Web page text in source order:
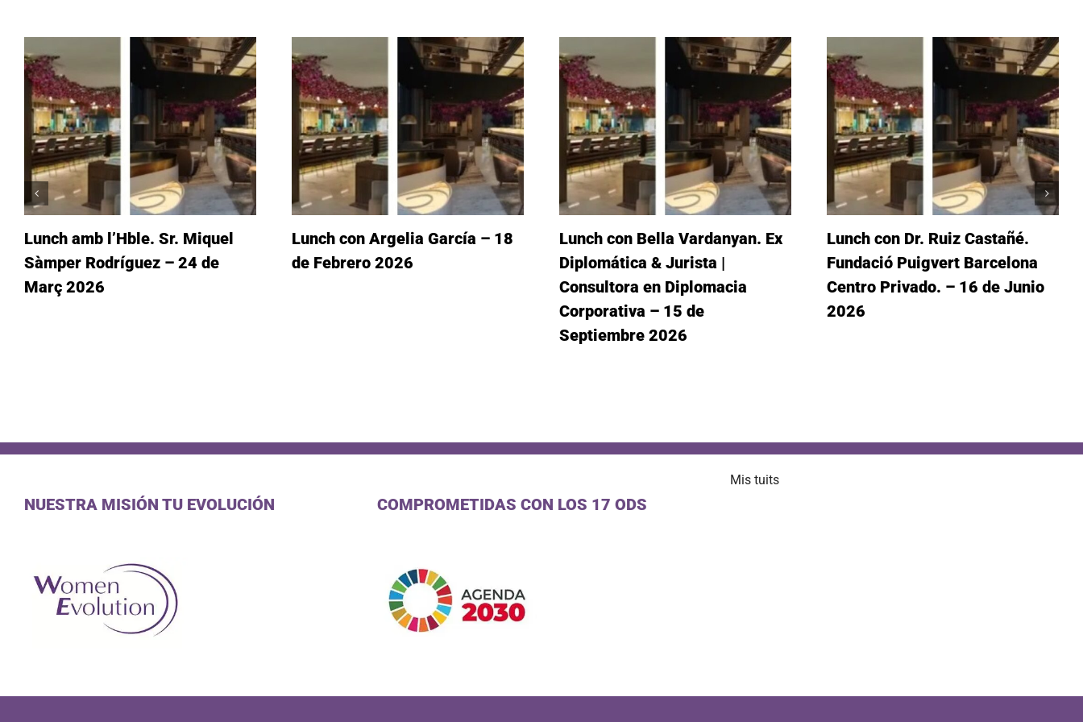
Lunch amb l’Hble. Sr. Miquel
Sàmper Rodríguez – 24 de
Març 2026
Lunch con Argelia García – 18
de Febrero 2026
Lunch con Bella Vardanyan. Ex
Diplomática & Jurista |
Consultora en Diplomacia
Corporativa – 15 de
Septiembre 2026
Lunch con Dr. Ruiz Castañé.
Fundació Puigvert Barcelona
Centro Privado. – 16 de Junio
2026
NUESTRA MISIÓN TU EVOLUCIÓN COMPROMETIDAS CON LOS 17 ODS
Mis tuits